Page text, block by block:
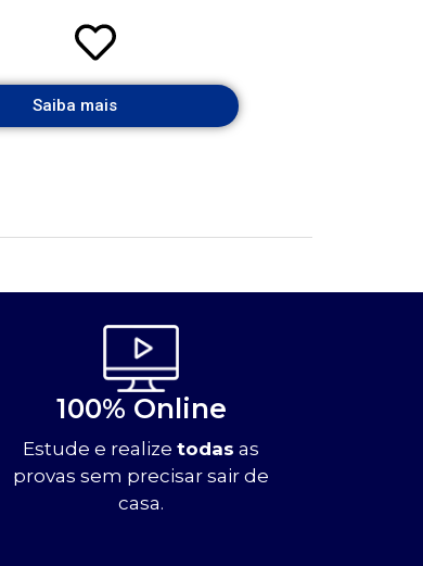
Saiba mais
100% Online
Estude e realizetodas as
provas sem precisar sair de
casa.